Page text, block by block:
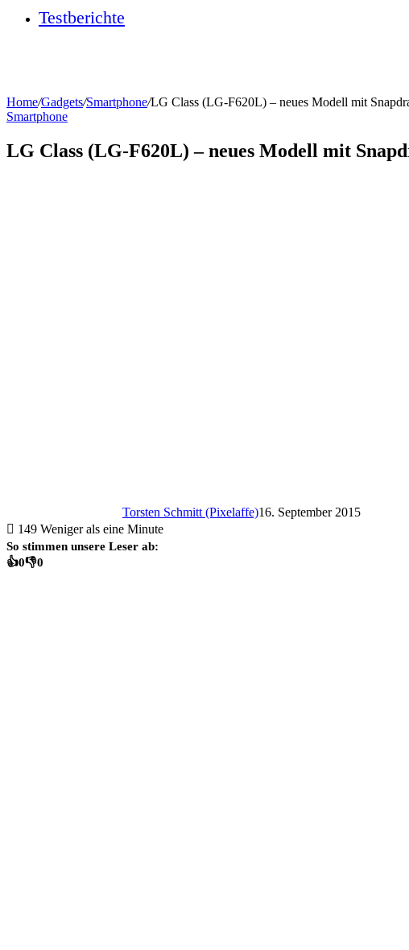
Testberichte
Home/Gadgets/Smartphone/LG Class (LG-F620L) – neues Modell mit
Smartphone
LG Class (LG-F620L) – neues Modell mit
Torsten Schmitt (Pixelaffe)16. September 2015
149 Weniger als eine Minute
So stimmen unsere Leser ab:
👍0👎0